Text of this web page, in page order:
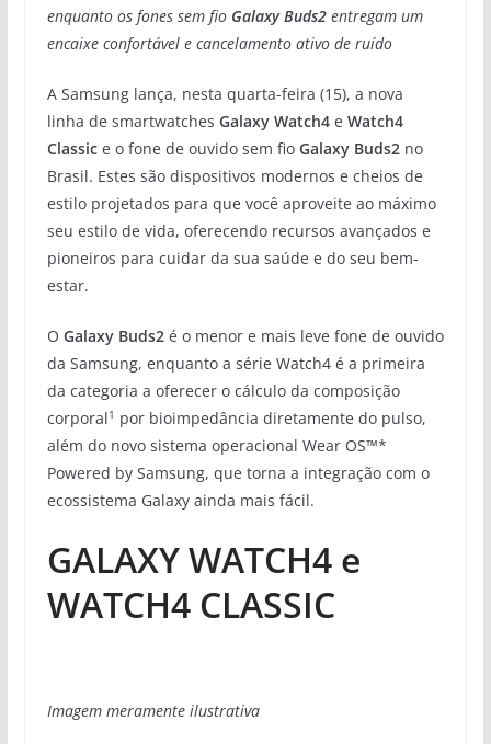
enquanto os fones sem fio Galaxy Buds2 entregam um
encaixe confortável e cancelamento ativo de ruído
A Samsung lança, nesta quarta-feira (15), a nova
linha de smartwatches Galaxy Watch4 e Watch4
Classic e o fone de ouvido sem fioGalaxy Buds2no
Brasil. Estes são dispositivos modernos e cheios de
estilo projetados para que você aproveite ao máximo
seu estilo de vida, oferecendo recursos avançados e
pioneiros para cuidar da sua saúde e do seu bem-
estar.
O Galaxy Buds2 é o menor e mais leve fone de ouvido
da Samsung, enquanto a série Watch4 é a primeira
da categoria a oferecer o cálculo da composição
corporal1 por bioimpedância diretamente do pulso,
além do novo sistema operacional Wear OS™️*
Powered by Samsung, que torna a integração com o
ecossistema Galaxy ainda mais fácil.
GALAXY WATCH4 e
WATCH4 CLASSIC
Imagem meramente ilustrativa